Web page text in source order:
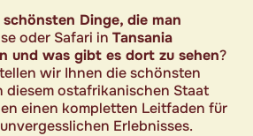
Dinge, die man
oder Safari in Tansania
und was gibt es dort zu sehen?
wir Ihnen die schönsten
diesem ostafrikanischen Staat
einen kompletten Leitfaden für
Erlebnisses.